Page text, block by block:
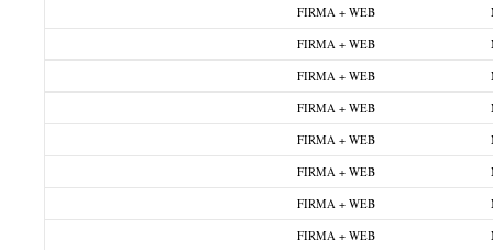
FIRMA + WEB
FIRMA + WEB
FIRMA + WEB
FIRMA + WEB
FIRMA + WEB
FIRMA + WEB
FIRMA + WEB
FIRMA + WEB